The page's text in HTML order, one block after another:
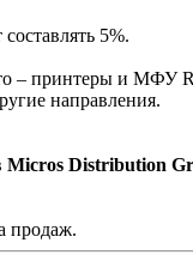
5%.
принтеры и МФУ
направления.
Micros Distribution
продаж.